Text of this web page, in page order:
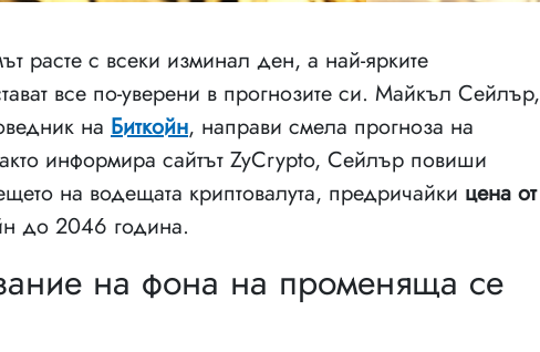
расте с всеки изминал ден, а най-ярките
все по-уверени в прогнозите си. Майкъл Сейлър,
на Биткойн, направи смела прогноза на
информира сайтът ZyCrypto, Сейлър повиши
на водещата криптовалута, предричайки цена от
до 2046 година.
на фона на променяща се